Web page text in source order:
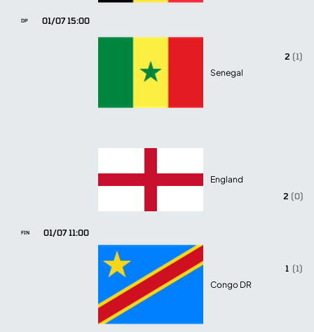
01/07 15:00
DP
Senegal
2 (1)
01/07 11:00
FIN
England
Congo DR
2 (0)
1 (1)